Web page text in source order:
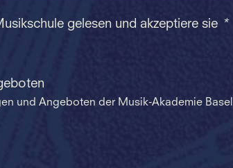
gelesen und akzeptiere sie *
und Angeboten der Musik-Akademie Basel